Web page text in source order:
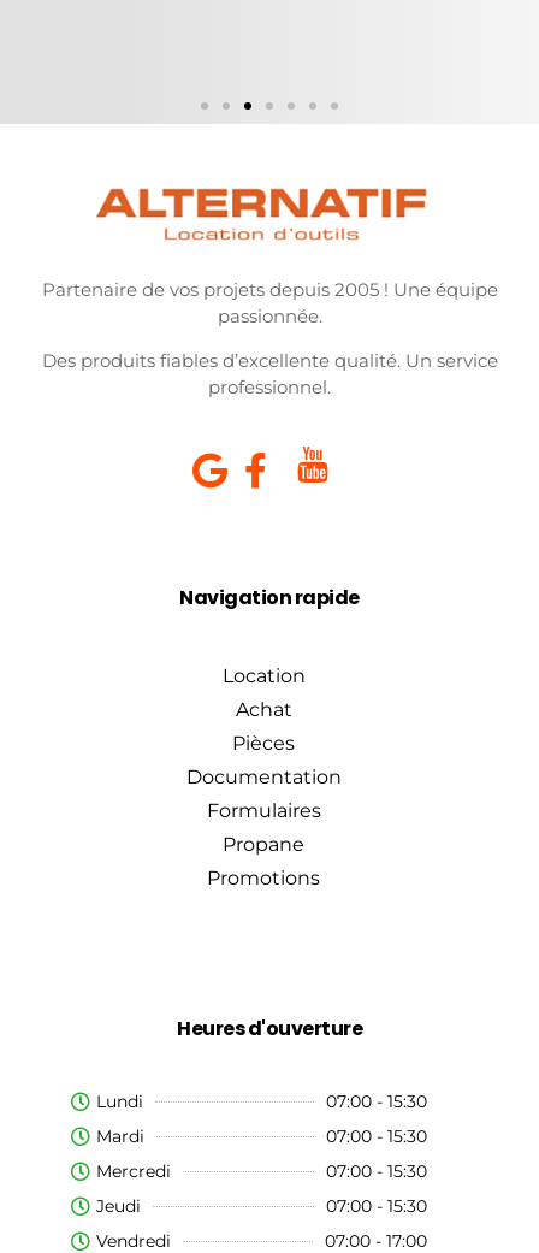
Partenaire de vos projets depuis 2005 ! Une équipe
passionnée.
Des produits fiables d’excellente qualité. Un service
professionnel.
Navigation rapide
Location
Achat
Pièces
Documentation
Formulaires
Propane
Promotions
Heures d'ouverture
Lundi
07:00 - 15:30
Mardi
07:00 - 15:30
Mercredi
07:00 - 15:30
Jeudi
07:00 - 15:30
Vendredi
07:00 - 17:00